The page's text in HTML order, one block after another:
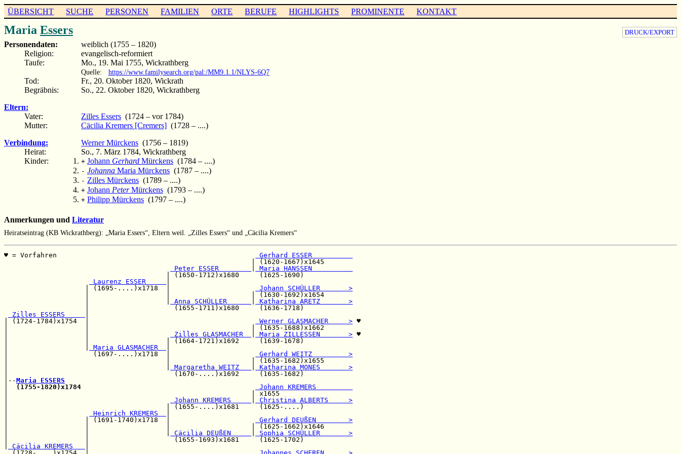
ÜBERSICHT SUCHE PERSONEN FAMILIEN ORTE BERUFE HIGHLIGHTS PROMINENTE KONTAKT
DRUCK/EXPORT
Maria Essers
Personendaten:
weiblich (1755 – 1820)
Religion:
evangelisch-reformiert
Taufe:
Mo., 19. Mai 1755, Wickrathberg
Quelle: https://www.familysearch.org/pal:/MM9.1.1/NLYS-6Q7
Tod:
Fr., 20. Oktober 1820, Wickrath
Begräbnis:
So., 22. Oktober 1820, Wickrathberg
Eltern:
Vater:
Zilles Essers (1724 – vor 1784)
Mutter:
Cäcilia Kremers [Cremers] (1728 – ....)
Verbindung:
Werner Mürckens (1756 – 1819)
Heirat:
So., 7. März 1784, Wickrathberg
Kinder:
+ Johann Gerhard Mürckens (1784 – ....)
- Johanna Maria Mürckens (1787 – ....)
- Zilles Mürckens (1789 – ....)
+ Johann PeterMürckens (1793 – ....)
+ Philipp Mürckens (1797 – ....)
Anmerkungen und Literatur
Heiratseintrag (KB Wickrathberg): „Maria Essers“, Eltern weil. „Zilles Essers“ und „Cäcilia Kremers“
♥ = Vorfahren
Gerhard ESSER
                                                             | (1620-1667)x1645
Peter ESSER
Maria HANSSEN
                                        | (1650-1712)x1680     (1625-1690)
Laurenz ESSER
                    | (1695-....)x1718  |
Johann SCHÜLLER       >
                    |                   |                    | (1630-1692)x1654
Anna SCHÜLLER
Katharina ARETZ       >
                    |                     (1655-1711)x1680     (1636-1718)
Zilles ESSERS
| (1724-1784)x1754  |
Werner GLASMACHER     > ♥
|                   |                                        | (1635-1688)x1662
Zilles GLASMACHER Maria ZILLESSEN       > ♥
|                   |                   | (1664-1721)x1692     (1639-1678)
Maria GLASMACHER
|                     (1697-....)x1718  |
Gerhard WEITZ         >
|                                       |                    | (1635-1682)x1655
Margaretha WEITZ
Katharina MONES       >
|                                         (1670-....)x1692     (1635-1682)
|--Maria ESSERS
(1755-1820)x1784
Johann KREMERS
|                                                            | x1655
Johann KREMERS
Christina ALBERTS     >
|                                       | (1655-....)x1681     (1625-....)
Heinrich KREMERS
|                   | (1691-1740)x1718  |
Gerhard DEUßEN        >
|                   |                   |                    | (1625-1662)x1646
Cäcilia DEUßEN
Sophia SCHÜLLER       >
|                   |                     (1655-1693)x1681     (1625-1702)
Cäcilia KREMERS